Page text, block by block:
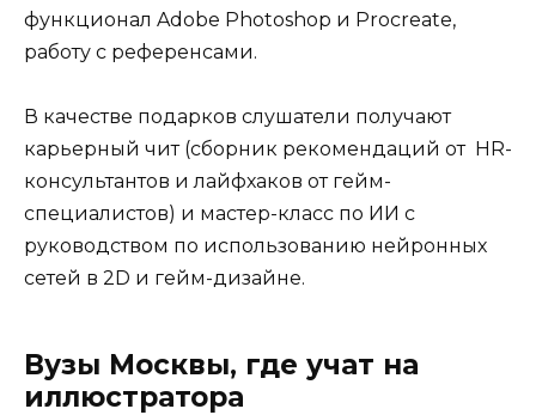
функционал Adobe Photoshop и Procreate,
работу с референсами.
В качестве подарков слушатели получают
карьерный чит (сборник рекомендаций от HR-
консультантов и лайфхаков от гейм-
специалистов) и мастер-класс по ИИ с
руководством по использованию нейронных
сетей в 2D и гейм-дизайне.
Вузы Москвы, где учат на
иллюстратора